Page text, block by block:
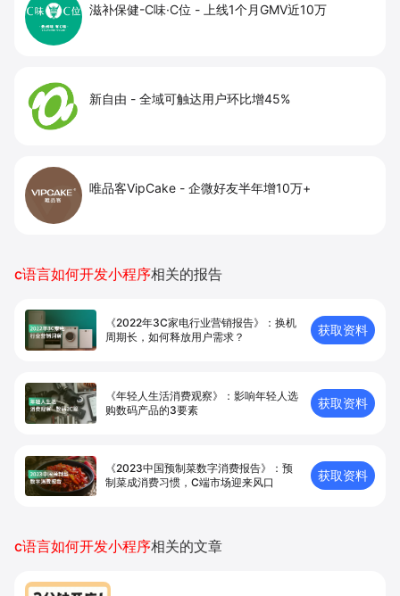
滋补保健-C味·C位 - 上线1个月GMV近10万
新自由 - 全域可触达用户环比增45%
唯品客VipCake - 企微好友半年增10万+
c语言如何开发小程序相关的报告
《2022年3C家电行业营销报告》：换机
周期长，如何释放用户需求？
获取资料
《年轻人生活消费观察》：影响年轻人选
购数码产品的3要素
获取资料
《2023中国预制菜数字消费报告》：预
制菜成消费习惯，C端市场迎来风口
获取资料
c语言如何开发小程序相关的文章